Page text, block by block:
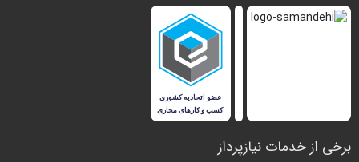
برخی از خدمات نیازپرداز